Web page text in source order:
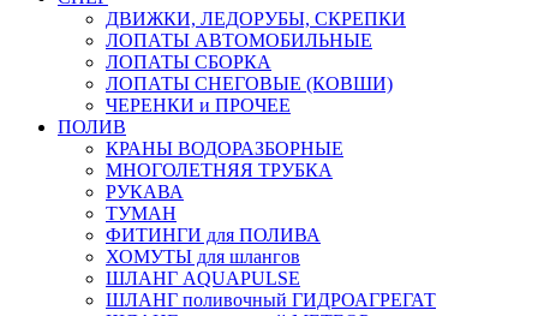
ДВИЖКИ, ЛЕДОРУБЫ, СКРЕПКИ
ЛОПАТЫ АВТОМОБИЛЬНЫЕ
ЛОПАТЫ СБОРКА
ЛОПАТЫ СНЕГОВЫЕ (КОВШИ)
ЧЕРЕНКИ и ПРОЧЕЕ
ПОЛИВ
КРАНЫ ВОДОРАЗБОРНЫЕ
МНОГОЛЕТНЯЯ ТРУБКА
РУКАВА
ТУМАН
ФИТИНГИ для ПОЛИВА
ХОМУТЫ для шлангов
ШЛАНГ AQUAPULSE
ШЛАНГ поливочный ГИДРОАГРЕГАТ